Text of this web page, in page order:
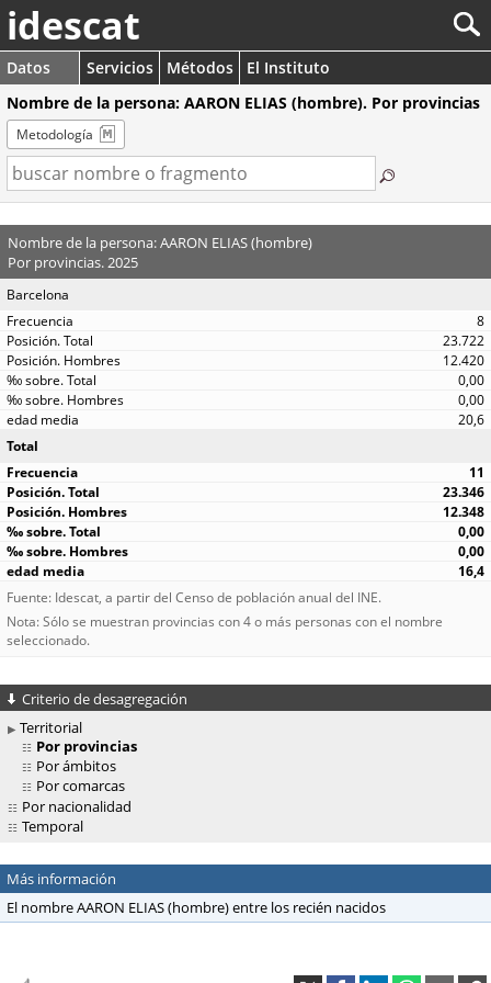
idescat
Datos Servicios Métodos
El Instituto
Nombre de la persona: AARON ELIAS (hombre). Por provincias
Metodología
Nombre de la persona: AARON ELIAS (hombre)
Por provincias. 2025
Barcelona
8
23.722
12.420
0,00
0,00
20,6
Total
11
23.346
12.348
0,00
0,00
16,4
Fuente: Idescat, a partir del Censo de población anual del INE.
Nota: Sólo se muestran provincias con 4 o más personas con el nombre
seleccionado.
Criterio de desagregación
Territorial
Por provincias
Por ámbitos
Por comarcas
Por nacionalidad
Temporal
Más información
El nombre AARON ELIAS (hombre) entre los recién nacidos